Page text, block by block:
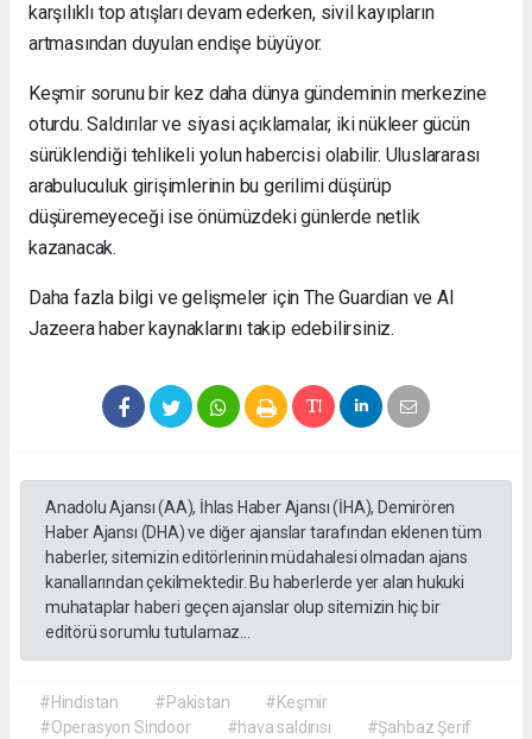
karşılıklı top atışları devam ederken, sivil kayıpların
artmasından duyulan endişe büyüyor.
Keşmir sorunu bir kez daha dünya gündeminin merkezine
oturdu. Saldırılar ve siyasi açıklamalar, iki nükleer gücün
sürüklendiği tehlikeli yolun habercisi olabilir. Uluslararası
arabuluculuk girişimlerinin bu gerilimi düşürüp
düşüremeyeceği ise önümüzdeki günlerde netlik
kazanacak.
Daha fazla bilgi ve gelişmeler için The Guardian ve Al
Jazeera haber kaynaklarını takip edebilirsiniz.
Anadolu Ajansı (AA), İhlas Haber Ajansı (İHA), Demirören
Haber Ajansı (DHA) ve diğer ajanslar tarafından eklenen tüm
haberler, sitemizin editörlerinin müdahalesi olmadan ajans
kanallarından çekilmektedir. Bu haberlerde yer alan hukuki
muhataplar haberi geçen ajanslar olup sitemizin hiç bir
editörü sorumlu tutulamaz...
#Hindistan #Pakistan
#Keşmir
#Operasyon Sindoor
#hava saldırısı
#Şahbaz Şerif